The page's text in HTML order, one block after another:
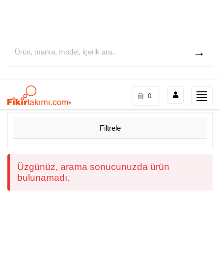
Toggle
0
Filtrele
Üzgünüz, arama sonucunuzda ürün
bulunamadı.